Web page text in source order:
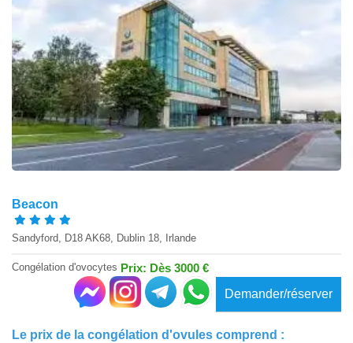
Beacon
Sandyford, D18 AK68, Dublin 18, Irlande
Congélation d'ovocytes Prix: Dès 3000 €
Demander/réserver
Le prix de la congélation d'ovules comprend :